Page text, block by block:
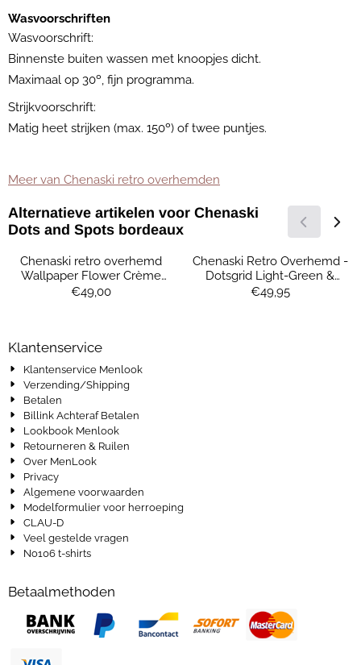
Wasvoorschriften
Wasvoorschrift:
Binnenste buiten wassen met knoopjes dicht.
Maximaal op 30º, fijn programma.
Strijkvoorschrift:
Matig heet strijken (max. 150º) of twee puntjes.
Meer van Chenaski retro overhemden
Alternatieve artikelen voor Chenaski
Dots and Spots bordeaux
Chenaski retro overhemd
Wallpaper Flower Crème
Rust Mustard – bohemian
Prijs: 49,00
€49,00
Chenaski Retro Overhemd -
Dotsgrid Light-Green &
OrangePrijs: 49,95
€49,95
Klantenservice
Klantenservice Menlook
Verzending/Shipping
Betalen
Billink Achteraf Betalen
Lookbook Menlook
Retourneren & Ruilen
Over MenLook
Privacy
Algemene voorwaarden
Modelformulier voor herroeping
CLAU-D
Veel gestelde vragen
No106 t-shirts
Betaalmethoden